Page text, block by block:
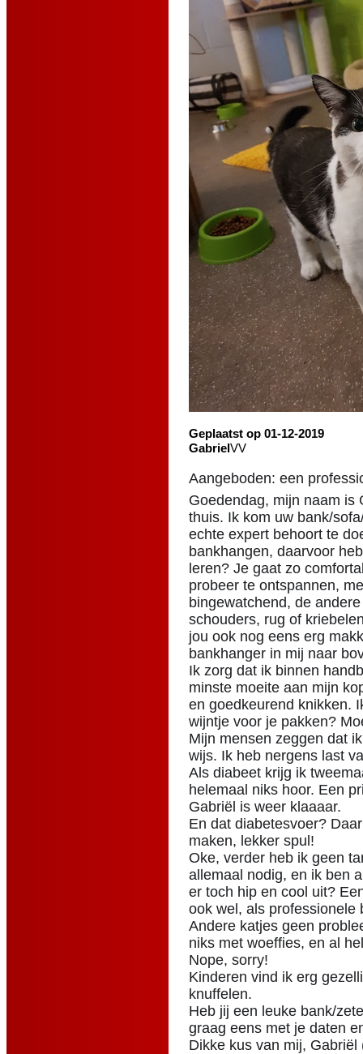
Geplaatst op 01-12-2019
GabrielVV
Aangeboden: een
Goedendag, mijn naam is
thuis. Ik kom uw bank/
echte expert behoort te
bankhangen, daarvoor
leren? Je gaat zo
probeer te ontspannen,
bingewatchend, de
schouders, rug of
jou ook nog eens erg
bankhanger in mij naar
Ik zorg dat ik binnen
minste moeite aan mijn
en goedkeurend knikken.
wijntje voor je pakken?
Mijn mensen zeggen dat
wijs. Ik heb nergens last
Als diabeet krijg ik
helemaal niks hoor. Een
Gabriël is weer klaaaar.
En dat diabetesvoer?
maken, lekker spul!
Oke, verder heb ik geen
allemaal nodig, en ik ben
er toch hip en cool uit?
ook wel, als professionele
Andere katjes geen
niks met woeffies, en al
Nope, sorry!
Kinderen vind ik erg
knuffelen.
Heb jij een leuke bank/
graag eens met je daten
Dikke kus van mij, Gabriël